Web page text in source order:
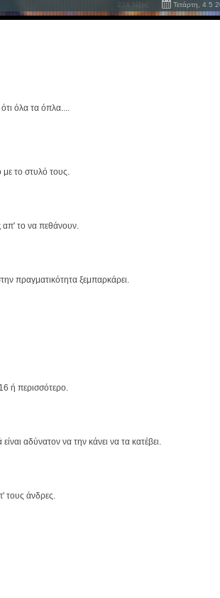
224 λέξεις Τετάρτη, 4 5
όλα τα όπλα....
το στυλό τους.
απ' το να πεθάνουν.
πραγματικότητα ξεμπαρκάρει.
ή περισσότερο.
είναι αδύνατον να την κάνει να τα κατέβει.
τους άνδρες.